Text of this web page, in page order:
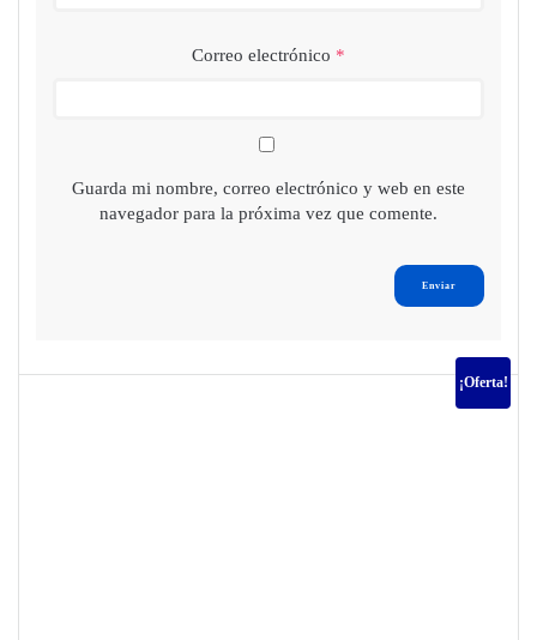
Correo electrónico *
Guarda mi nombre, correo electrónico y web en este
navegador para la próxima vez que comente.
¡Oferta!